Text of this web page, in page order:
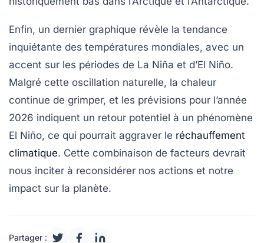
Enfin, un dernier graphique révèle la tendance
inquiétante des températures mondiales, avec un
accent sur les périodes de La Niña et d’El Niño.
Malgré cette oscillation naturelle, la chaleur
continue de grimper, et les prévisions pour l’année
2026 indiquent un retour potentiel à un phénomène
El Niño, ce qui pourrait aggraver le réchauffement
climatique. Cette combinaison de facteurs devrait
nous inciter à reconsidérer nos actions et notre
impact sur la planète.
Partager :